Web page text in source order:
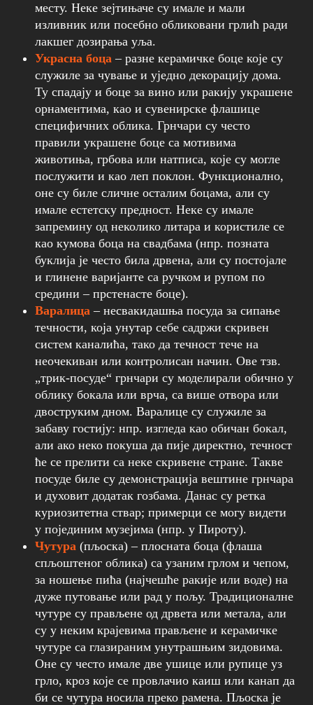
месту. Неке зејтињаче су имале и мали
изливник или посебно обликовани грлић ради
лакшег дозирања уља.
Украсна боца – разне керамичке боце које су
служиле за чување и уједно декорацију дома.
Ту спадају и боце за вино или ракију украшене
орнаментима, као и сувенирске флашице
специфичних облика. Грнчари су често
правили украшене боце са мотивима
животиња, грбова или натписа, које су могле
послужити и као леп поклон. Функционално,
оне су биле сличне осталим боцама, али су
имале естетску предност. Неке су имале
запремину од неколико литара и користиле се
као кумова боца на свадбама (нпр. позната
буклија је често била дрвена, али су постојале
и глинене варијанте са ручком и рупом по
средини – прстенасте боце).
Варалица – несвакидашња посуда за сипање
течности, која унутар себе садржи скривен
систем каналића, тако да течност тече на
неочекиван или контролисан начин. Ове тзв.
„трик-посуде“ грнчари су моделирали обично у
облику бокала или врча, са више отвора или
двоструким дном. Варалице су служиле за
забаву гостију: нпр. изгледа као обичан бокал,
али ако неко покуша да пије директно, течност
ће се прелити са неке скривене стране. Такве
посуде биле су демонстрација вештине грнчара
и духовит додатак гозбама. Данас су ретка
куриозитетна ствар; примерци се могу видети
у појединим музејима (нпр. у Пироту).
Чутура (пљоска) – плосната боца (флаша
спљоштеног облика) са узаним грлом и чепом,
за ношење пића (најчешће ракије или воде) на
дуже путовање или рад у пољу. Традиционалне
чутуре су прављене од дрвета или метала, али
су у неким крајевима прављене и керамичке
чутуре са глазираним унутрашњим зидовима.
Оне су често имале две ушице или рупице уз
грло, кроз које се провлачио каиш или канап да
би се чутура носила преко рамена. Пљоска је